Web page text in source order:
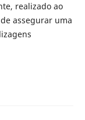
realizado ao
assegurar uma